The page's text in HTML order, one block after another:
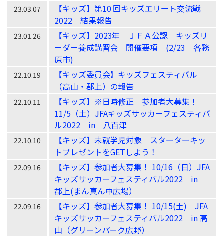
23.03.07
【キッズ】第10 回キッズエリート交流戦
2022 結果報告
23.01.26
【キッズ】2023年 ＪＦＡ公認 キッズリ
ーダー養成講習会 開催要項 (2/23 各務
原市)
22.10.19
【キッズ委員会】キッズフェスティバル
（高山・郡上）の報告
22.10.11
【キッズ】※日時修正 参加者大募集！
11/5（土）JFAキッズサッカーフェスティバ
ル2022 in 八百津
22.10.10
【キッズ】未就学児対象 スターターキッ
トプレゼントをGETしよう！
22.09.16
【キッズ】参加者大募集！ 10/16（日）JFA
キッズサッカーフェスティバル2022 in
郡上(まん真ん中広場）
22.09.16
【キッズ】参加者大募集！ 10/15(土) JFA
キッズサッカーフェスティバル2022 in 高
山（グリーンパーク広野）